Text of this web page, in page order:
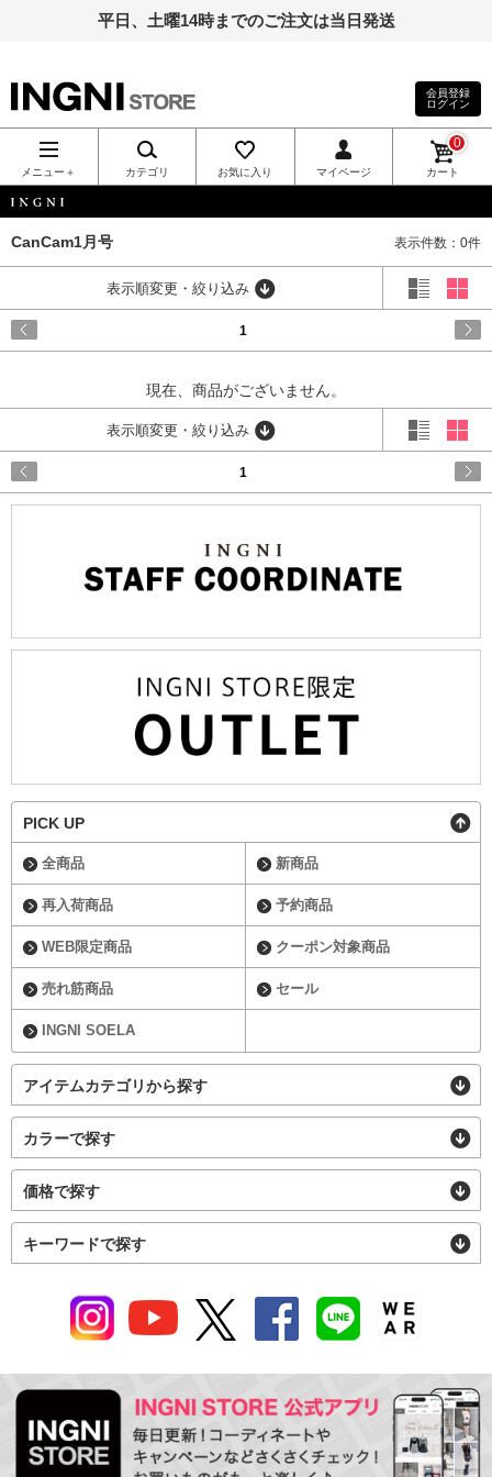
平日、土曜14時までのご注文は当日発送
INGNI（イン
グ）公式通
販｜INGNI
STORE
会員登録
ログイン
メニュー＋ カテゴリ お気に入り マイページ カート
0
CanCam1月号 表示件数：0件
表示順変更・絞り込み
1
現在、商品がございません。
表示順変更・絞り込み
1
PICK UP
全商品 新商品
再入荷商品 予約商品
WEB限定商品 クーポン対象商品
売れ筋商品 セール
INGNI SOELA
アイテムカテゴリから探す
カラーで探す
価格で探す
キーワードで探す